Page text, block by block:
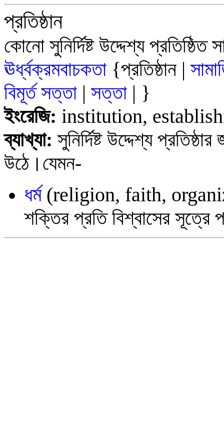
প্রতিষ্ঠান
কোনো সুনির্দিষ্ট উদ্দেশ্য
ঊর্ধ্বক্রমবাচকতা {প্রতিষ্ঠান |
বিমূর্ত সত্তা | সত্তা | }
ইংরেজি: institution,
ব্যাখ্যা: সুনির্দিষ্ট উদ্দেশ্য
উঠে।যেমন-
ধর্ম(religion, faith,
শক্তির প্রতি বিশ্বাসের সূত্রে